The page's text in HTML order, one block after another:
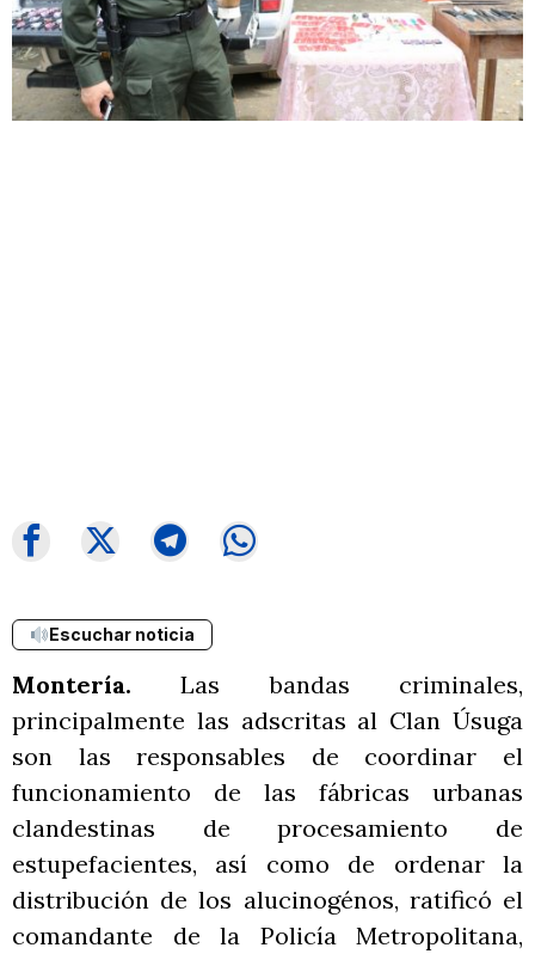
Escuchar noticia
Montería. Las bandas criminales,
principalmente las adscritas al Clan Úsuga
son las responsables de coordinar el
funcionamiento de las fábricas urbanas
clandestinas de procesamiento de
estupefacientes, así como de ordenar la
distribución de los alucinogénos, ratificó el
comandante de la Policía Metropolitana,